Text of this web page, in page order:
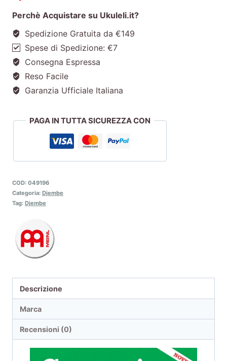
Perchè Acquistare su Ukuleli.it?
Spedizione Gratuita da €149
Spese di Spedizione: €7
Consegna Espressa
Reso Facile
Garanzia Ufficiale Italiana
PAGA IN TUTTA SICUREZZA CON
COD: 049196
Categoria: Djembe
Tag: Djembe
Descrizione
Marca
Recensioni (0)